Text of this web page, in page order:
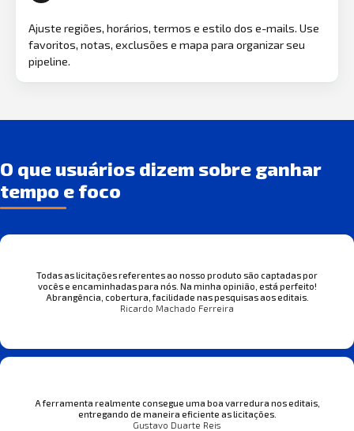
Ajuste regiões, horários, termos e estilo dos e-mails. Use
favoritos, notas, exclusões e mapa para organizar seu
pipeline.
O que usuários dizem sobre ganhar
tempo e foco
Todas as licitações referentes ao nosso produto são captadas por
vocês e encaminhadas para nós. Na minha opinião, está perfeito!
Abrangência, cobertura, facilidade nas pesquisas aos editais.
Ricardo Machado Ferreira
A ferramenta realmente consegue uma boa varredura nos editais,
entregando de maneira eficiente as licitações.
Gustavo Duarte Reis